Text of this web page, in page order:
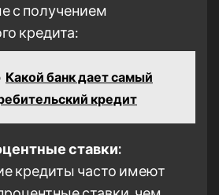
с получением
кредита:
Какой банк дает самый
кредит
ставки:
кредиты часто имеют